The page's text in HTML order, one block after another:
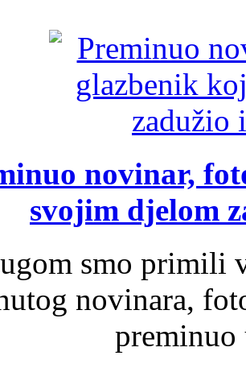
novinar,
svojim djelom
smo primili
novinara,